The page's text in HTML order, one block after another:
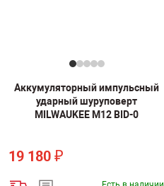
Аккумуляторный импульсный
ударный шуруповерт
MILWAUKEE M12 BID-0
19 180 ₽